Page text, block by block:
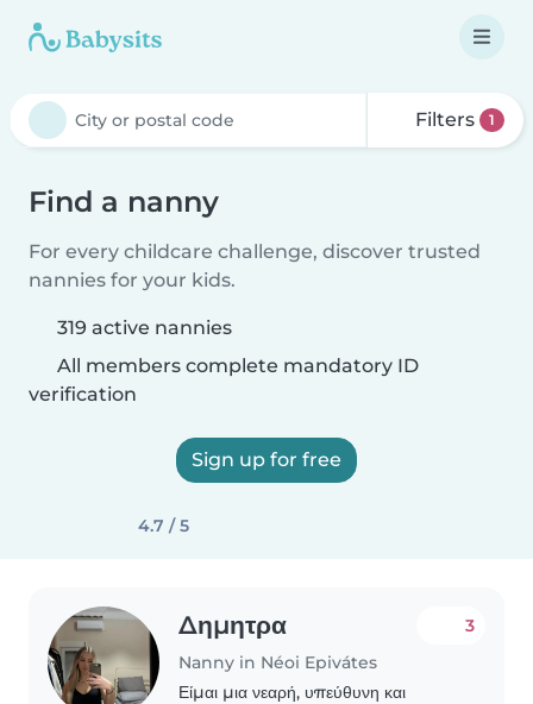
Filters 1
Find a nanny
For every childcare challenge, discover trusted
nannies for your kids.
319 active nannies
All members complete mandatory ID
verification
Sign up for free
4.7 / 5
Δημητρα
Nanny in Néoi Epivátes
3
Είμαι μια νεαρή, υπεύθυνη και